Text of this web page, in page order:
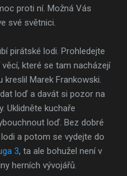
proti ní. Možná Vás
své světnici.
pirátské lodi. Prohledejte
které se tam nacházejí
Marek Frankowski.
loď a davát si pozor na
Uklidněte kuchaře
loď. Bez dobré
a potom se vydejte do
3, ta ale bohužel není v
herních vývojářů.